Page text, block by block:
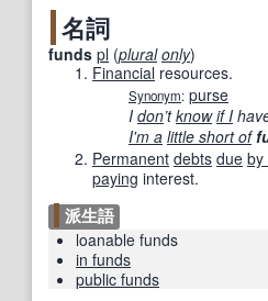
名詞
funds pl (plural only)
Financial resources.
Synonym: purse
I don’tknow if I
I'm a little short of
Permanent debts due by
paying interest.
派生語
loanable funds
in funds
public funds